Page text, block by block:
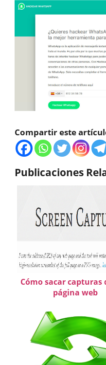
Compartir este
Publicaciones
Cómo sacar capturas
página web